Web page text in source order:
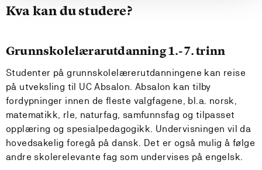
Kva kan du studere?
Grunnskolelærarutdanning 1.-7. trinn
Studenter på grunnskolelærerutdanningene kan reise
på utveksling til UC Absalon. Absalon kan tilby
fordypninger innen de fleste valgfagene, bl.a. norsk,
matematikk, rle, naturfag, samfunnsfag og tilpasset
opplæring og spesialpedagogikk. Undervisningen vil da
hovedsakelig foregå på dansk. Det er også mulig å følge
andre skolerelevante fag som undervises på engelsk.